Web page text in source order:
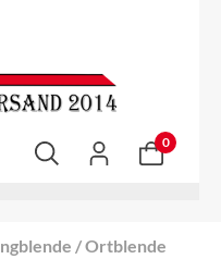
0
/ Ortblende